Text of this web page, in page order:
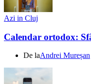
Azi in Cluj
Calendar ortodox:
De laAndrei Mureșan